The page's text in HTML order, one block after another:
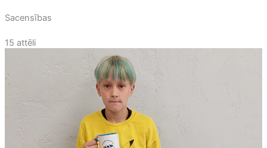
Sacensības
15 attēli